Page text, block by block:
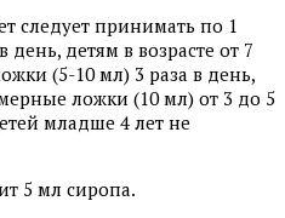
следует принимать по 1
детям в возрасте от 7
(5-10 мл) 3 раза в день,
ложки (10 мл) от 3 до 5
младше 4 лет не
5 мл сиропа.